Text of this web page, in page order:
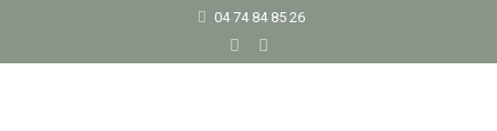
04 74 84 85 26